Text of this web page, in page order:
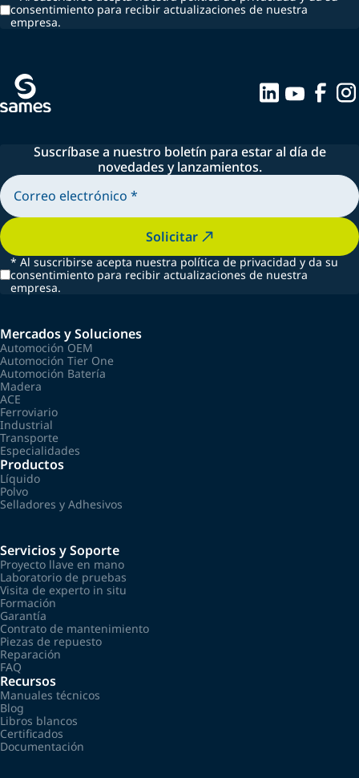
consentimiento para recibir actualizaciones de nuestra
empresa.
Suscríbase a nuestro boletín para estar al día de
novedades y lanzamientos.
Solicitar
* Al suscribirse acepta nuestra política de privacidad y da su
consentimiento para recibir actualizaciones de nuestra
empresa.
Mercados y Soluciones
Automoción OEM
Automoción Tier One
Automoción Batería
Madera
ACE
Ferroviario
Industrial
Transporte
Especialidades
Productos
Líquido
Polvo
Selladores y Adhesivos
Servicios y Soporte
Proyecto llave en mano
Laboratorio de pruebas
Visita de experto in situ
Formación
Garantía
Contrato de mantenimiento
Piezas de repuesto
Reparación
FAQ
Recursos
Manuales técnicos
Blog
Libros blancos
Certificados
Documentación